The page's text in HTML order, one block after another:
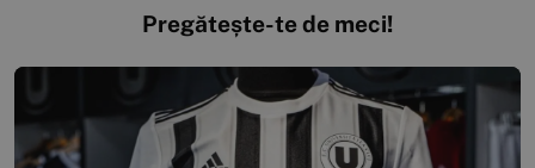
Pregătește-te de meci!